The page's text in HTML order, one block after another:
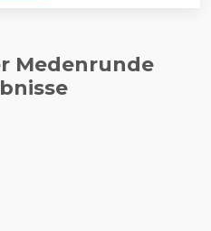
Medenrunde